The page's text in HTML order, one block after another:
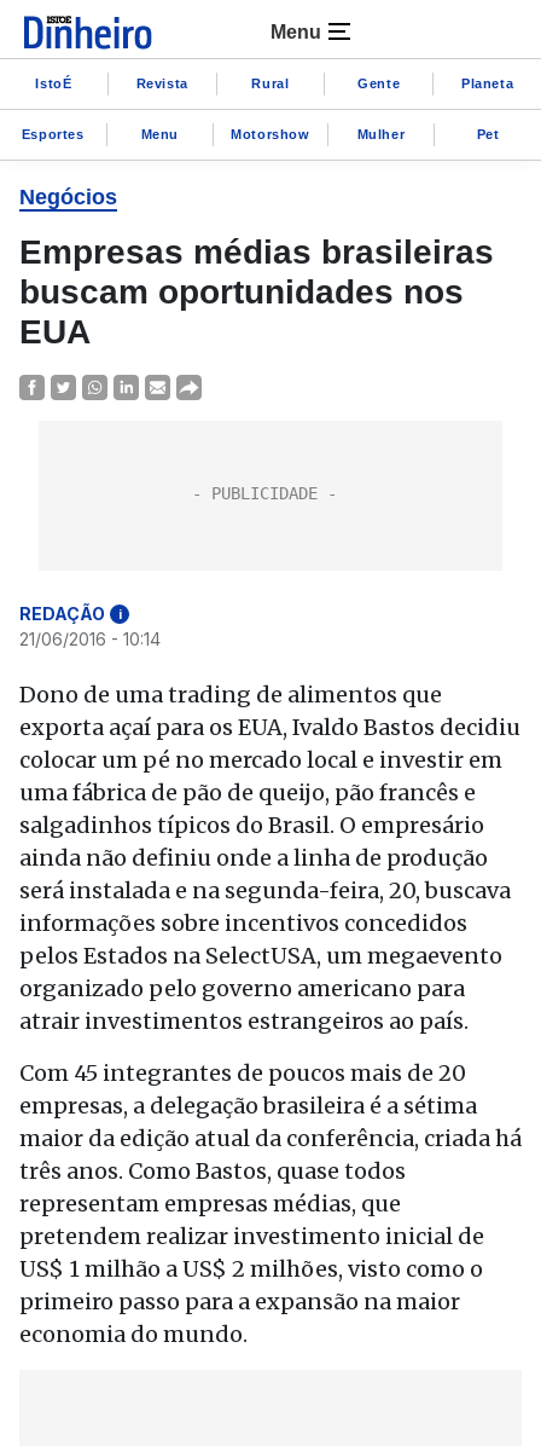
Menu
IstoÉ Revista Rural Gente Planeta
Esportes Menu Motorshow Mulher Pet
Negócios
Empresas médias brasileiras
buscam oportunidades nos
EUA
REDAÇÃO i
21/06/2016 - 10:14
Dono de uma trading de alimentos que
exporta açaí para os EUA, Ivaldo Bastos decidiu
colocar um pé no mercado local e investir em
uma fábrica de pão de queijo, pão francês e
salgadinhos típicos do Brasil. O empresário
ainda não definiu onde a linha de produção
será instalada e na segunda-feira, 20, buscava
informações sobre incentivos concedidos
pelos Estados na SelectUSA, um megaevento
organizado pelo governo americano para
atrair investimentos estrangeiros ao país.
Com 45 integrantes de poucos mais de 20
empresas, a delegação brasileira é a sétima
maior da edição atual da conferência, criada há
três anos. Como Bastos, quase todos
representam empresas médias, que
pretendem realizar investimento inicial de
US$ 1 milhão a US$ 2 milhões, visto como o
primeiro passo para a expansão na maior
economia do mundo.